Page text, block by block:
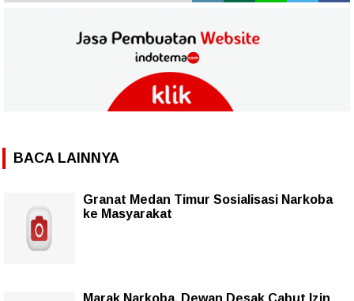
BACA LAINNYA
Granat Medan Timur Sosialisasi Narkoba
ke Masyarakat